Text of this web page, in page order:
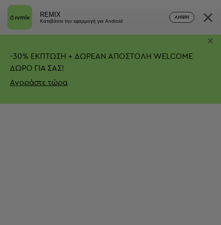
REMIX
Κατεβάστε την εφαρμογή για Android
ΛΉΨΗ ×
-30% ΕΚΠΤΩΣΗ + ΔΩΡΕΑΝ ΑΠΟΣΤΟΛΗ WELCOME
ΔΩΡΟ ΓΙΑ ΣΑΣ!
Αγοράστε τώρα
×